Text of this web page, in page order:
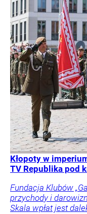
Kłopoty w
TV Republika pod
Fundacja Klubów
przychody i
Skala wpłat jest